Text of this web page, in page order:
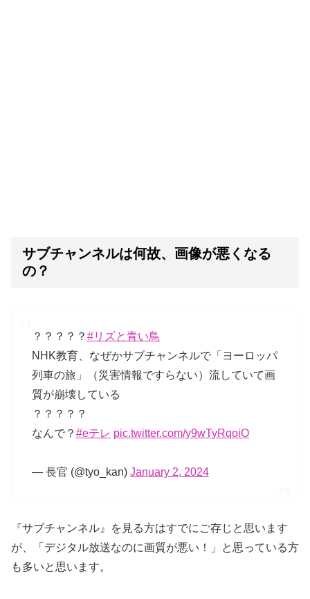
サブチャンネルは何故、画像が悪くなる
の？
？？？？？ #リズと青い鳥
NHK教育、なぜかサブチャンネルで「ヨーロッパ
列車の旅」（災害情報ですらない）流していて画
質が崩壊している
？？？？？
なんで？ #eテレ pic.twitter.com/y9wTyRqoiO
— 長官 (@tyo_kan) January 2, 2024
『サブチャンネル』を見る方はすでにご存じと思います
が、「デジタル放送なのに画質が悪い！」と思っている方
も多いと思います。